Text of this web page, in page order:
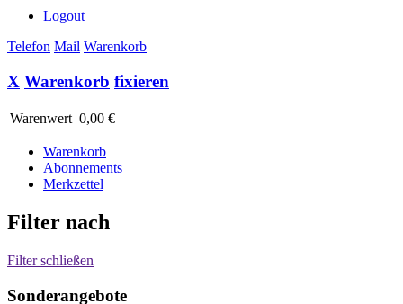
Logout
Telefon Mail Warenkorb
X Warenkorb fixieren
Warenwert 0,00 €
Warenkorb
Abonnements
Merkzettel
Filter nach
Filter schließen
Sonderangebote